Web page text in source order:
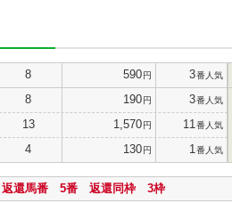
8 590円 3番人気
8 190円 3番人気
13 1,570円 11 番人気
4 130円 1 番人気
返還馬番 5番 返還同枠 3枠